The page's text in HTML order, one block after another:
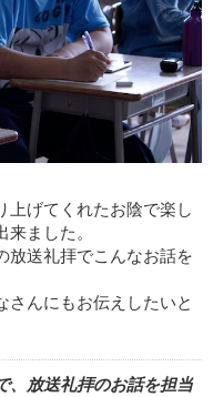
上げてくれたお陰で楽し
ました。
放送礼拝でこんなお話を
さんにもお伝えしたいと
、放送礼拝のお話を担当